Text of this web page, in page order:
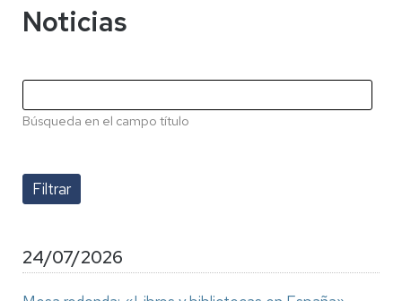
Noticias
Búsqueda en el campo título
24/07/2026